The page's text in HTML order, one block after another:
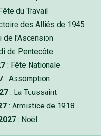
du Travail
des Alliés de 1945
de l'Ascension
de Pentecôte
: Fête Nationale
: Assomption
: La Toussaint
: Armistice de 1918
: Noël